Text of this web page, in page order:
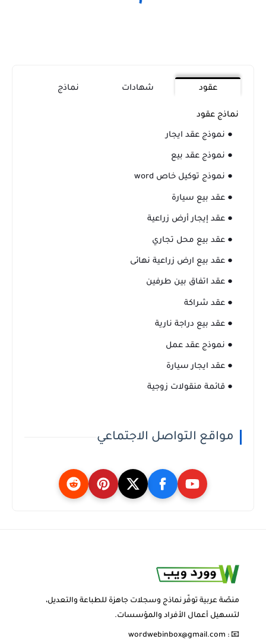
عقود شهادات نماذج
نماذج عقود
● نموذج عقد ايجار
● نموذج عقد بيع
● نموذج توكيل خاص word
● عقد بيع سيارة
● عقد إيجار أرض زراعية
● عقد بيع محل تجاري
● عقد بيع ارض زراعية نهائى
● عقد اتفاق بين طرفين
● عقد شراكة
● عقد بيع دراجة نارية
● نموذج عقد عمل
● عقد ايجار سيارة
● قائمة منقولات زوجية
مواقع التواصل الاجتماعي
منصّة عربية توفّر نماذج وسجلات جاهزة للطباعة والتعديل،
لتسهيل أعمال الأفراد والمؤسسات.
📧 :
wordwebinbox@gmail.com